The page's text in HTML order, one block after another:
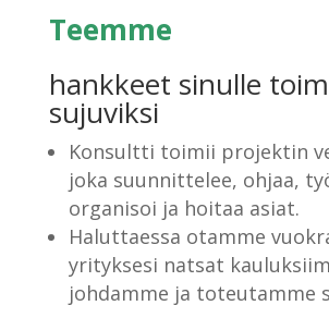
Teemme
hankkeet sinulle
sujuviksi
Konsultti toimii projektin
joka suunnittelee, ohjaa,
organisoi ja hoitaa asiat.
Haluttaessa otamme
yrityksesi natsat
johdamme ja toteutamme